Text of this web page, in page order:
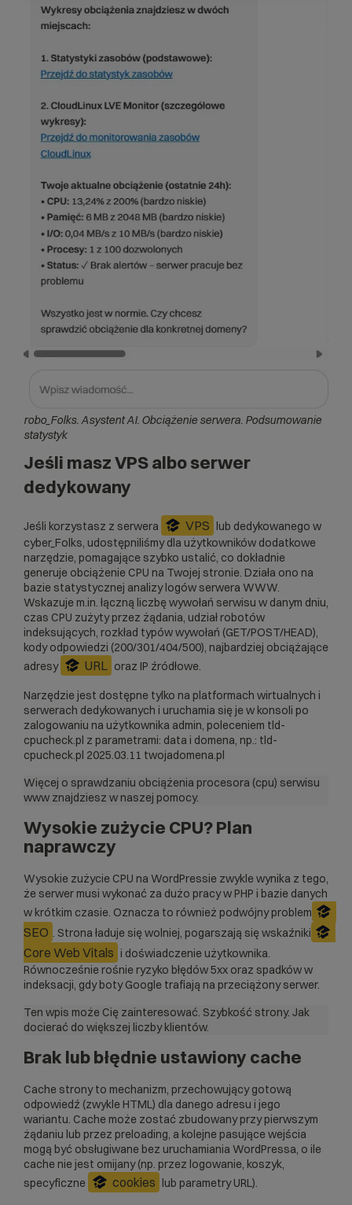
robo_Folks. Asystent AI. Obciążenie serwera. Podsumowanie
statystyk
Jeśli masz VPS albo serwer
dedykowany
Jeśli korzystasz z serwera VPS lub dedykowanego w
cyber_Folks, udostępniliśmy dla użytkowników dodatkowe
narzędzie, pomagające szybko ustalić, co dokładnie
generuje obciążenie CPU na Twojej stronie. Działa ono na
bazie statystycznej analizy logów serwera WWW.
Wskazuje m.in. łączną liczbę wywołań serwisu w danym dniu,
czas CPU zużyty przez żądania, udział robotów
indeksujących, rozkład typów wywołań (GET/POST/HEAD),
kody odpowiedzi (200/301/404/500), najbardziej obciążające
adresy
URL oraz IP źródłowe.
Narzędzie jest dostępne tylko na platformach wirtualnych i
serwerach dedykowanych i uruchamia się je w konsoli po
zalogowaniu na użytkownika admin, poleceniem tld-
cpucheck.pl z parametrami: data i domena, np.: tld-
cpucheck.pl 2025.03.11 twojadomena.pl
Więcej o sprawdzaniu obciążenia procesora (cpu) serwisu
www znajdziesz w naszej pomocy.
Wysokie zużycie CPU? Plan
naprawczy
Wysokie zużycie CPU na WordPressie zwykle wynika z tego,
że serwer musi wykonać za dużo pracy w PHP i bazie danych
w krótkim czasie. Oznacza to również podwójny problem
SEO . Strona ładuje się wolniej, pogarszają się wskaźniki
Core Web Vitals i doświadczenie użytkownika.
Równocześnie rośnie ryzyko błędów 5xx oraz spadków w
indeksacji, gdy boty Google trafiają na przeciążony serwer.
Ten wpis może Cię zainteresować. Szybkość strony. Jak
docierać do większej liczby klientów.
Brak lub błędnie ustawiony cache
Cache strony to mechanizm, przechowujący gotową
odpowiedź (zwykle HTML) dla danego adresu i jego
wariantu. Cache może zostać zbudowany przy pierwszym
żądaniu lub przez preloading, a kolejne pasujące wejścia
mogą być obsługiwane bez uruchamiania WordPressa, o ile
cache nie jest omijany (np. przez logowanie, koszyk,
specyficzne
cookies lub parametry URL).